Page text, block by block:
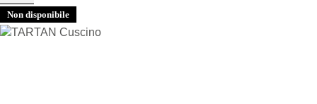
Non disponibile